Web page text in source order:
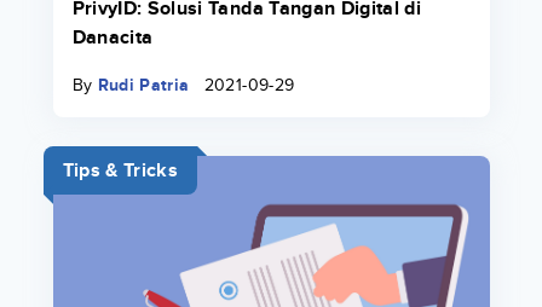
PrivyID: Solusi Tanda Tangan Digital di
Danacita
By Rudi Patria 2021-09-29
Tips & Tricks